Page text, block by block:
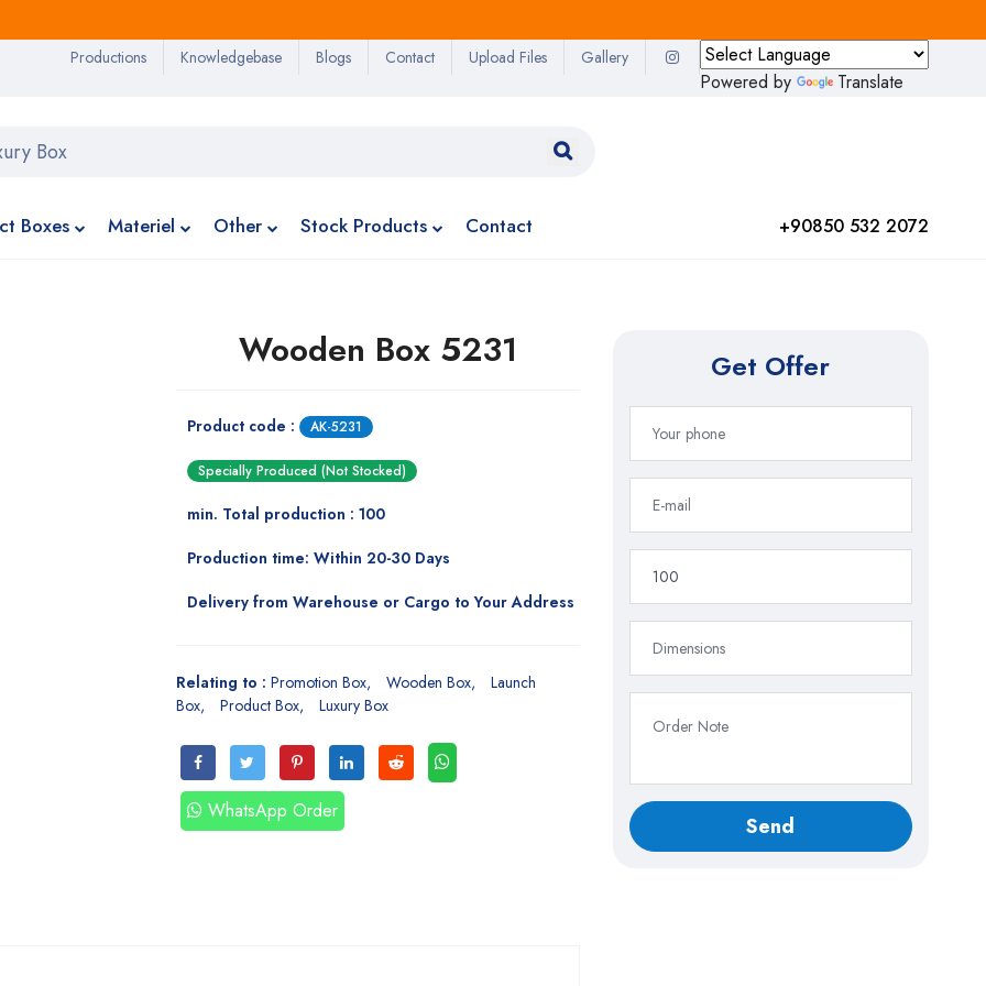
Powered by Translate
Productions Knowledgebase Blogs Contact Upload Files Gallery
Boxes Materiel Other Stock Products Contact +90850 532 2072
Wooden Box 5231
Product code : AK-5231
Specially Produced (Not Stocked)
min. Total production : 100
Production time: Within 20-30 Days
Delivery from Warehouse or Cargo to Your Address
Relating to : Promotion Box Wooden Box
Launch
Box
Product Box Luxury Box
WhatsApp Order
Get Offer